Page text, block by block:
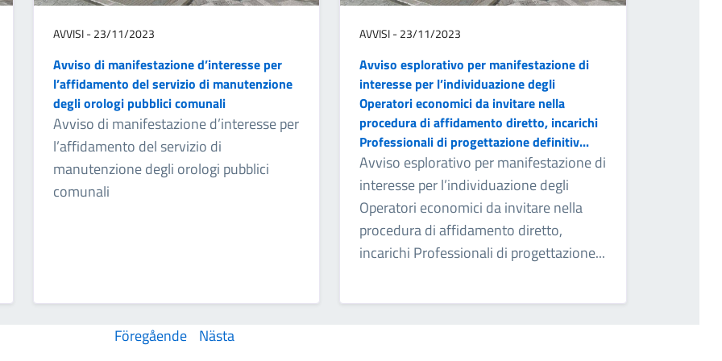
AVVISI - 23/11/2023
Avviso di manifestazione d’interesse per
l’affidamento del servizio di manutenzione
degli orologi pubblici comunali
Avviso di manifestazione d’interesse per
l’affidamento del servizio di
manutenzione degli orologi pubblici
comunali
AVVISI - 23/11/2023
Avviso esplorativo per manifestazione di
interesse per l’individuazione degli
Operatori economici da invitare nella
procedura di affidamento diretto, incarichi
Professionali di progettazione definitiv...
Avviso esplorativo per manifestazione di
interesse per l’individuazione degli
Operatori economici da invitare nella
procedura di affidamento diretto,
incarichi Professionali di progettazione...
Föregående Nästa